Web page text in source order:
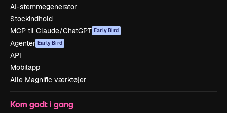
AI-stemmegenerator
Stockindhold
MCP til Claude/ChatGPT Early Bird
Agenter Early Bird
API
Mobilapp
Alle Magnific værktøjer
Kom godt i gang